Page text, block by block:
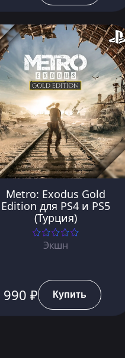
Metro: Exodus Gold
Edition для PS4 и PS5
(Турция)
Экшн
990 ₽ Купить